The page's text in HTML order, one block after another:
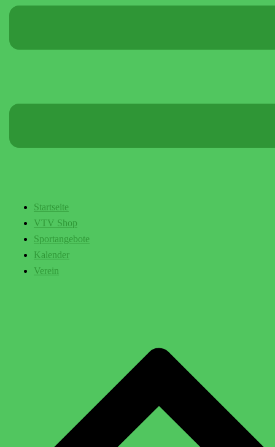
Startseite
VTV Shop
Sportangebote
Kalender
Verein